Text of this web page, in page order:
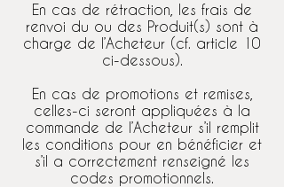
En cas de rétraction, les frais de
renvoi du ou des Produit(s) sont à
charge de l’Acheteur (cf. article 10
ci-dessous).
En cas de promotions et remises,
celles-ci seront appliquées à la
commande de l’Acheteur s’il remplit
les conditions pour en bénéficier et
s’il a correctement renseigné les
codes promotionnels.